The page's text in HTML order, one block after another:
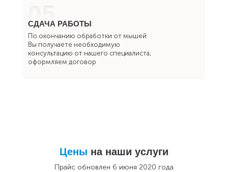
05
СДАЧА РАБОТЫ
По окончанию обработки от мышей
Вы получаете необходимую
консультацию от нашего специалиста,
оформляем договор
Цены на наши услуги
Прайс обновлен 6 июня 2020 года